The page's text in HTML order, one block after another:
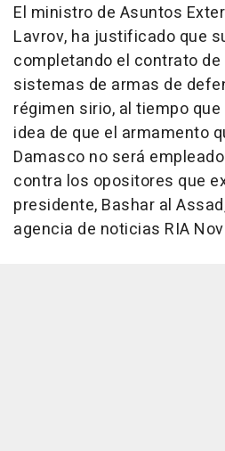
El ministro de Asuntos
Lavrov, ha justificado que
completando el contrato
sistemas de armas de
régimen sirio, al tiempo
idea de que el armamento
Damasco no será
contra los opositores que
presidente, Bashar al
agencia de noticias RIA